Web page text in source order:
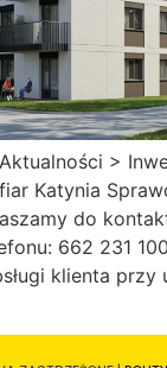
>
Katynia
do
662 231
klienta przy